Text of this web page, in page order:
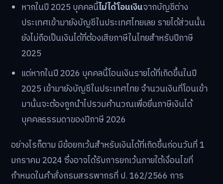
หากในปี 2025 บุคคลนี้ไม่ได้โอนเงินจากบัญชีต่าง
ประเทศเข้ามายังบัญชีในประเทศไทยเลย รายได้ส่วนนั้น
ยังไม่ถือเป็นเงินได้ที่ต้องเสียภาษีในไทยสำหรับปีภาษี
2025
แต่หากในปี 2026 บุคคลนี้โอนเงินรายได้ที่เกิดขึ้นในปี
2025 เข้ามายังบัญชีในประเทศไทย จำนวนเงินที่โอนเข้า
มานั้นจะต้องถูกนำไปรวมคำนวณเพื่อยื่นภาษีเงินได้
บุคคลธรรมดาของปีภาษี 2026
อย่างไรก็ตาม มีข้อยกเว้นสำหรับเงินได้ที่เกิดขึ้นก่อนวันที่ 1
มกราคม 2024 ซึ่งอาจได้รับการยกเว้นภายใต้เงื่อนไขที่
กำหนดในคำสั่งกรมสรรพากรที่ ป. 162/2566 การ